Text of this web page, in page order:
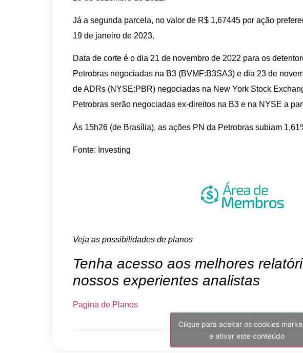
Já a segunda parcela, no valor de R$ 1,67445 por ação
19 de janeiro de 2023.
Data de corte é o dia 21 de novembro de 2022 para os
Petrobras negociadas na B3 (BVMF:B3SA3) e dia 23 de
de ADRs (NYSE:PBR) negociadas na New York Stock
Petrobras serão negociadas ex-direitos na B3 e na NYSE a
Às 15h26 (de Brasília), as ações PN da Petrobras subiam
Fonte: Investing
Veja as possibilidades de planos
Tenha acesso aos melhores
nossos experientes analistas
Pagina de Planos
Clique para aceitar os cookies
e ativar este conteúdo